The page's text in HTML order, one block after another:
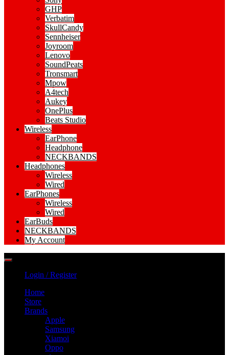
GHP
Verbatim
SkullCandy
Sennheiser
Joyroom
Lenovo
SoundPeats
Tronsmart
Mpow
A4tech
Aukey
OnePlus
Beats Studio
Wireless
EarPhone
Headphone
NECKBANDS
Headphones
Wireless
Wired
EarPhones
Wireless
Wired
EarBuds
NECKBANDS
My Account
Login / Register
Home
Store
Brands
Apple
Samsung
Xiamoi
Oppo